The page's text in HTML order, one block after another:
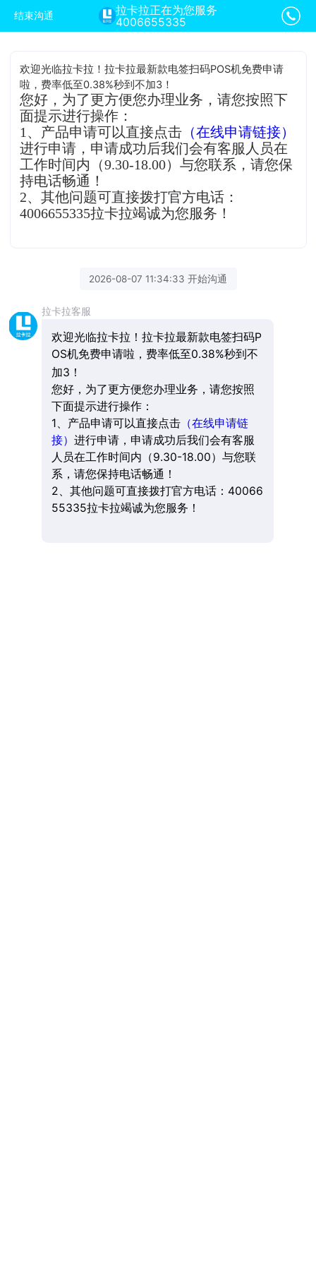
结束沟通
拉卡拉正在为您服务
4006655335
欢迎光临拉卡拉！拉卡拉最新款电签扫码POS机免费申请
啦，费率低至0.38%秒到不加3！
您好，为了更方便您办理业务，请您按照下
面提示进行操作：
1、产品申请可以直接点击 （在线申请链接）
进行申请，申请成功后我们会有客服人员在
工作时间内（9.30-18.00）与您联系，请您保
持电话畅通！
2、其他问题可直接拨打官方电话：
4006655335拉卡拉竭诚为您服务！
2026-08-07 11:34:33 开始沟通
拉卡拉客服
欢迎光临拉卡拉！拉卡拉最新款电签扫码P
OS机免费申请啦，费率低至0.38%秒到不
加3！
您好，为了更方便您办理业务，请您按照
下面提示进行操作：
1、产品申请可以直接点击（在线申请链
接） 进行申请，申请成功后我们会有客服
人员在工作时间内（9.30-18.00）与您联
系，请您保持电话畅通！
2、其他问题可直接拨打官方电话：40066
55335拉卡拉竭诚为您服务！